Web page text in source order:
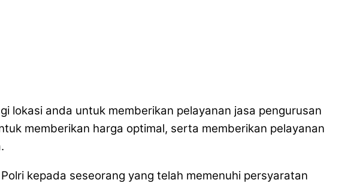
lokasi anda untuk memberikan pelayanan jasa pengurusan
memberikan harga optimal, serta memberikan pelayanan
kepada seseorang yang telah memenuhi persyaratan